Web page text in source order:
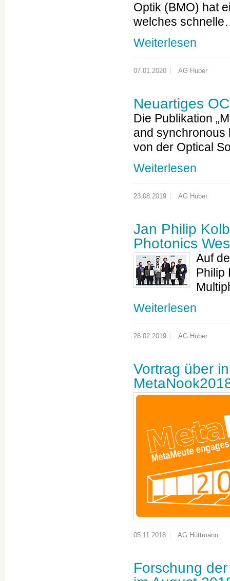
Optik (BMO) hat
welches
Weiterlesen
07.01.2020 AG Huber
Neuartiges
Die Publikation
and synchronous
von der Optical
Weiterlesen
23.08.2019 AG Huber
Jan Philip
Photonics
Auf
Philip
Weiterlesen
26.02.2019 AG Huber
Vortrag über
05.11.2018 AG Hüttmann
Forschung